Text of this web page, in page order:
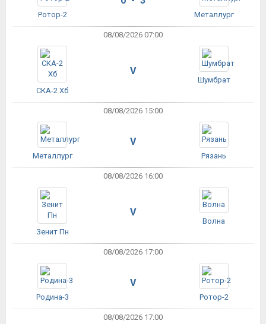
Ротор-2 Металлург
08/08/2026 07:00
СКА-2 Хб
V
Шумбрат
08/08/2026 15:00
Металлург
V
Рязань
08/08/2026 16:00
Зенит Пн
V
Волна
08/08/2026 17:00
Родина-3
V
Ротор-2
08/08/2026 17:00